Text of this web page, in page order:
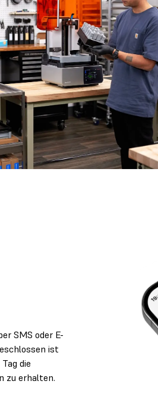
SMS oder E-
ist
die
zu erhalten.